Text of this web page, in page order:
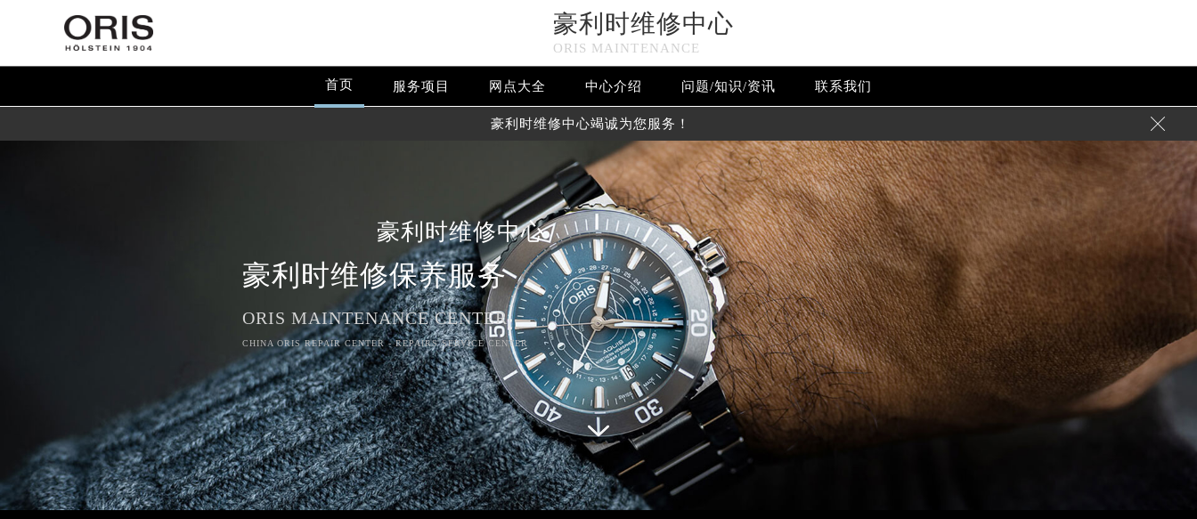
豪利时维修中心
ORIS MAINTENANCE
首页 服务项目 网点大全 中心介绍 问题/知识/资讯 联系我们
豪利时维修中心竭诚为您服务！ 
豪利时维修中心
豪利时维修保养服务
ORIS MAINTENANCE CENTER
CHINA ORIS REPAIR CENTER - REPAIRS SERVICE CENTER
2026年8月豪利时中国区售后服务网络优化升级公告
2026年8月豪利时全国官方售后客户服务热线：400-609-9509